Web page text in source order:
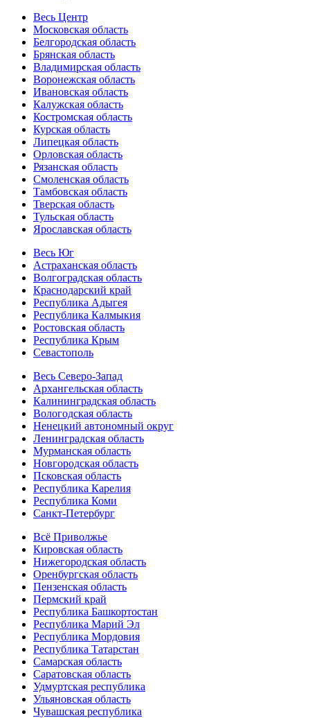
Весь Центр
Московская область
Белгородская область
Брянская область
Владимирская область
Воронежская область
Ивановская область
Калужская область
Костромская область
Курская область
Липецкая область
Орловская область
Рязанская область
Смоленская область
Тамбовская область
Тверская область
Тульская область
Ярославская область
Весь Юг
Астраханская область
Волгоградская область
Краснодарский край
Республика Адыгея
Республика Калмыкия
Ростовская область
Республика Крым
Севастополь
Весь Северо-Запад
Архангельская область
Калининградская область
Вологодская область
Ненецкий автономный округ
Ленинградская область
Мурманская область
Новгородская область
Псковская область
Республика Карелия
Республика Коми
Санкт-Петербург
Всё Приволжье
Кировская область
Нижегородская область
Оренбургская область
Пензенская область
Пермский край
Республика Башкортостан
Республика Марий Эл
Республика Мордовия
Республика Татарстан
Самарская область
Саратовская область
Удмуртская республика
Ульяновская область
Чувашская республика